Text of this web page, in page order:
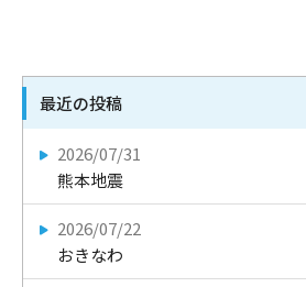
最近の投稿
2026/07/31
熊本地震
2026/07/22
おきなわ